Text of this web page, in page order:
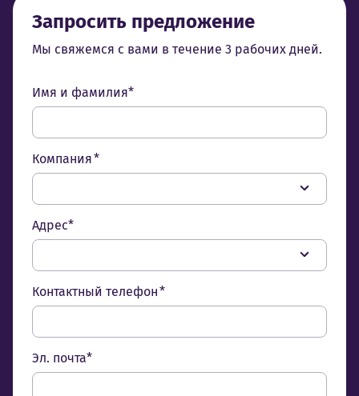
Запросить предложение
Мы свяжемся с вами в течение 3 рабочих дней.
Имя и фамилия*
Компания *
Адрес*
Контактный телефон *
Эл. почта*